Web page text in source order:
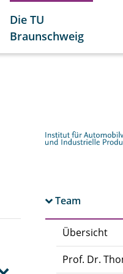
Die TU
Braunschweig
Team
Übersicht
Prof. Dr.